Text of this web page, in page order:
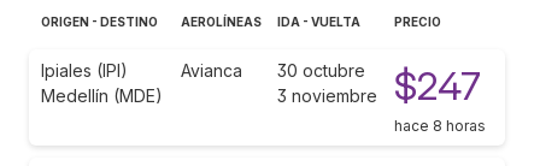
ORIGEN - DESTINO AEROLÍNEAS IDA - VUELTA PRECIO
Ipiales (IPI)
Medellín (MDE)
Avianca
30 octubre
3 noviembre
$247
hace 8 horas